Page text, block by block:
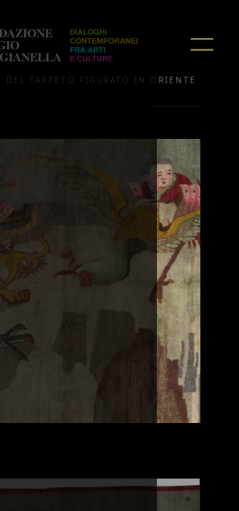
DEL TAPPETO FIGURATO IN ORIENTE